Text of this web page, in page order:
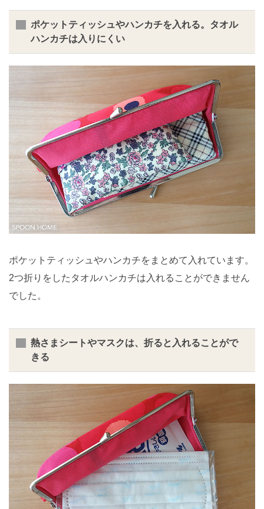
ポケットティッシュやハンカチを入れる。タオル
ハンカチは入りにくい
ポケットティッシュやハンカチをまとめて入れています。
2つ折りをしたタオルハンカチは入れることができません
でした。
熱さまシートやマスクは、折ると入れることがで
きる